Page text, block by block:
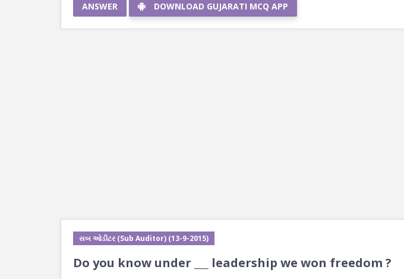
ANSWER DOWNLOAD GUJARATI MCQ APP
સબ ઓડીટર (Sub Auditor) (13-9-2015)
Do you know under ___ leadership we won freedom ?